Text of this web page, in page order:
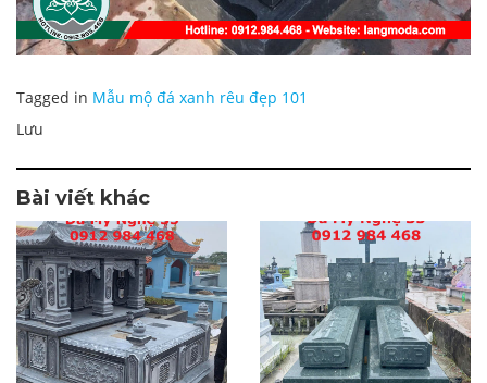
Tagged in Mẫu mộ đá xanh rêu đẹp 101
Lưu
Bài viết khác